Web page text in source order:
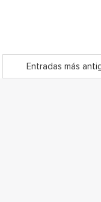
Entradas más